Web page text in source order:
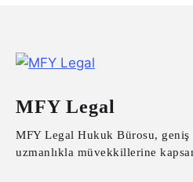
MFY Legal
MFY Legal Hukuk Bürosu,
uzmanlıkla müvekkillerine